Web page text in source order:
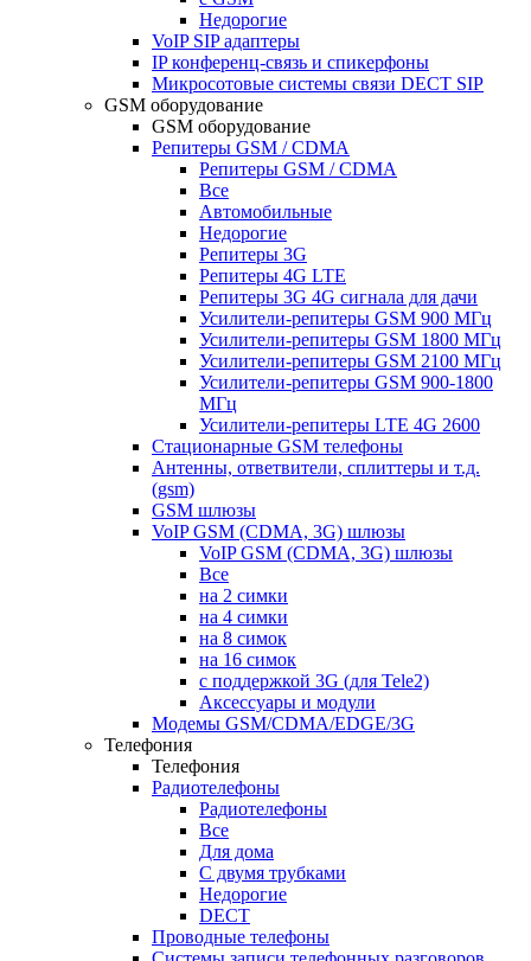
Недорогие
VoIP SIP адаптеры
IP конференц-связь и спикерфоны
Микросотовые системы связи DECT SIP
GSM оборудование
GSM оборудование
Репитеры GSM / CDMA
Репитеры GSM / CDMA
Все
Автомобильные
Недорогие
Репитеры 3G
Репитеры 4G LTE
Репитеры 3G 4G сигнала для дачи
Усилители-репитеры GSM 900 МГц
Усилители-репитеры GSM 1800 МГц
Усилители-репитеры GSM 2100 МГц
Усилители-репитеры GSM 900-1800
МГц
Усилители-репитеры LTE 4G 2600
Стационарные GSM телефоны
Антенны, ответвители, сплиттеры и т.д.
(gsm)
GSM шлюзы
VoIP GSM (CDMA, 3G) шлюзы
VoIP GSM (CDMA, 3G) шлюзы
Все
на 2 симки
на 4 симки
на 8 симок
на 16 симок
с поддержкой 3G (для Tele2)
Аксессуары и модули
Модемы GSM/CDMA/EDGE/3G
Телефония
Телефония
Радиотелефоны
Радиотелефоны
Все
Для дома
С двумя трубками
Недорогие
DECT
Проводные телефоны